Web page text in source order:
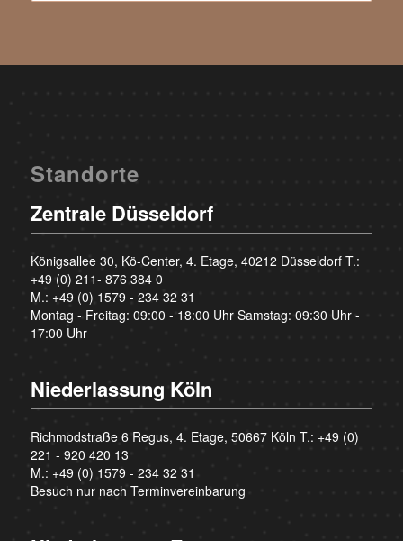
Standorte
Zentrale Düsseldorf
Königsallee 30, Kö-Center, 4. Etage, 40212 Düsseldorf T.:
+49 (0) 211- 876 384 0
M.: +49 (0) 1579 - 234 32 31
Montag - Freitag: 09:00 - 18:00 Uhr Samstag: 09:30 Uhr -
17:00 Uhr
Niederlassung Köln
Richmodstraße 6 Regus, 4. Etage, 50667 Köln T.: +49 (0)
221 - 920 420 13
M.: +49 (0) 1579 - 234 32 31
Besuch nur nach Terminvereinbarung